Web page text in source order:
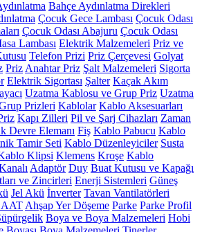
Bahçe Aydınlatma Direkleri
Çocuk Gece Lambası Çocuk Odası
Çocuk Odası Abajuru Çocuk Odası
Lambası Elektrik Malzemeleri Priz ve
Telefon Prizi Priz Çerçevesi Golyat
Priz Anahtar Priz Şalt Malzemeleri Sigorta
Elektrik Sigortası Şalter Kaçak Akım
Uzatma Kablosu ve Grup Priz Uzatma
Prizleri Kablolar Kablo Aksesuarları
Kapı Zilleri Pil ve Şarj Cihazları Zaman
Devre Elemanı Fiş Kablo Pabucu Kablo
Tamir Seti Kablo Düzenleyiciler Susta
Klipsi Klemens Kroşe Kablo
Adaptör Duy Buat Kutusu ve Kapağı
ve Zincirleri Enerji Sistemleri Güneş
Jel Akü İnverter Tavan Vantilatörleri
Ahşap Yer Döşeme Parke Parke Profil
Boya ve Boya Malzemeleri Hobi